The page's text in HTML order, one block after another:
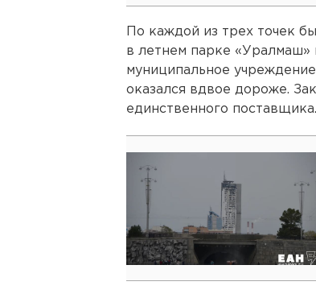
По каждой из трех точек
в летнем парке
муниципальное
оказался вдвое дороже.
единственного поставщика.